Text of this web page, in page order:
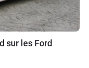
sur les Ford